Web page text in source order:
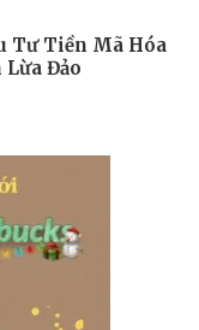
Tư Tiền Mã Hóa
Đảo